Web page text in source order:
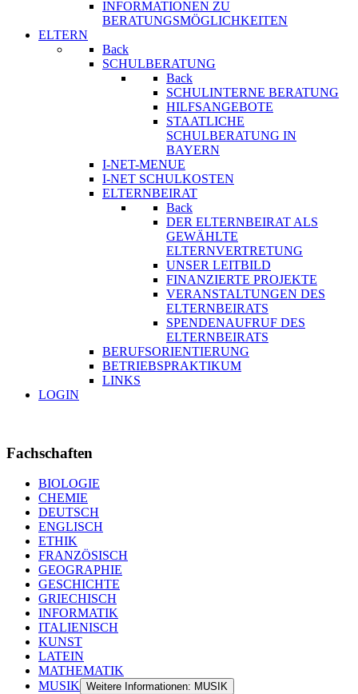
INFORMATIONEN ZU
BERATUNGSMÖGLICHKEITEN
ELTERN
Back
SCHULBERATUNG
Back
SCHULINTERNE BERATUNG
HILFSANGEBOTE
STAATLICHE
SCHULBERATUNG IN
BAYERN
I-NET-MENUE
I-NET SCHULKOSTEN
ELTERNBEIRAT
Back
DER ELTERNBEIRAT ALS
GEWÄHLTE
ELTERNVERTRETUNG
UNSER LEITBILD
FINANZIERTE PROJEKTE
VERANSTALTUNGEN DES
ELTERNBEIRATS
SPENDENAUFRUF DES
ELTERNBEIRATS
BERUFSORIENTIERUNG
BETRIEBSPRAKTIKUM
LINKS
LOGIN
Fachschaften
BIOLOGIE
CHEMIE
DEUTSCH
ENGLISCH
ETHIK
FRANZÖSISCH
GEOGRAPHIE
GESCHICHTE
GRIECHISCH
INFORMATIK
ITALIENISCH
KUNST
LATEIN
MATHEMATIK
MUSIK Weitere Informationen: MUSIK